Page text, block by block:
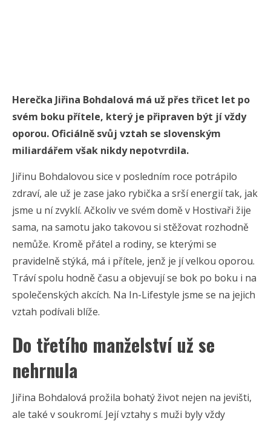
Herečka Jiřina Bohdalová má už přes třicet let po
svém boku přítele, který je připraven být jí vždy
oporou. Oficiálně svůj vztah se slovenským
miliardářem však nikdy nepotvrdila.
Jiřinu Bohdalovou sice v posledním roce potrápilo
zdraví, ale už je zase jako rybička a srší energií tak, jak
jsme u ní zvyklí. Ačkoliv ve svém domě v Hostivaři žije
sama, na samotu jako takovou si stěžovat rozhodně
nemůže. Kromě přátel a rodiny, se kterými se
pravidelně stýká, má i přítele, jenž je jí velkou oporou.
Tráví spolu hodně času a objevují se bok po boku i na
společenských akcích. Na In-Lifestyle jsme se na jejich
vztah podívali blíže.
Do třetího manželství už se
nehrnula
Jiřina Bohdalová prožila bohatý život nejen na jevišti,
ale také v soukromí. Její vztahy s muži byly vždy